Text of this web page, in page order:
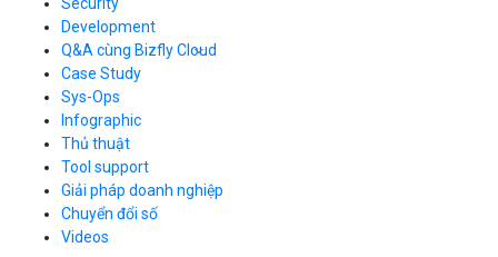
Auto Scaling
Container Registry
Kubernetes
Cloud Database
Call Center
Business Email
Simple Storage
VOD
VPN
Traffic Manager
Cloud VPS
Security
Development
Q&A cùng Bizfly Cloud
Q&A về Bizfly Cloud Server
Thao tác kết nối tới server
Videos
Q&A về Bizfly Business Email
Videos
Case Study
Sys-Ops
Infographic
Thủ thuật
Tool support
Giải pháp doanh nghiệp
Chuyển đổi số
Videos